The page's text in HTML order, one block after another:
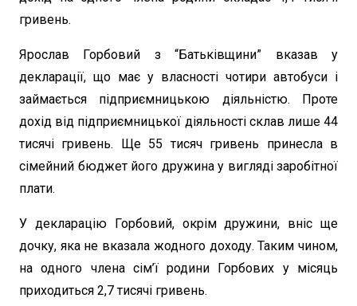
гривень.
Ярослав Горбовий з “Батьківщини” вказав у
декларації, що має у власності чотири автобуси і
займається підприємницькою діяльністю. Проте
дохід від підприємницької діяльності склав лише 44
тисячі гривень. Ще 55 тисяч гривень принесла в
сімейний бюджет його дружина у вигляді заробітної
плати.
У декларацію Горбовий, окрім дружини, вніс ще
дочку, яка не вказала жодного доходу. Таким чином,
на одного члена сім’ї родини Горбових у місяць
приходиться 2,7 тисячі гривень.